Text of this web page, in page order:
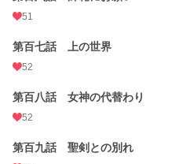
51
第百七話 上の世界
52
第百八話 女神の代替わり
52
第百九話 聖剣との別れ